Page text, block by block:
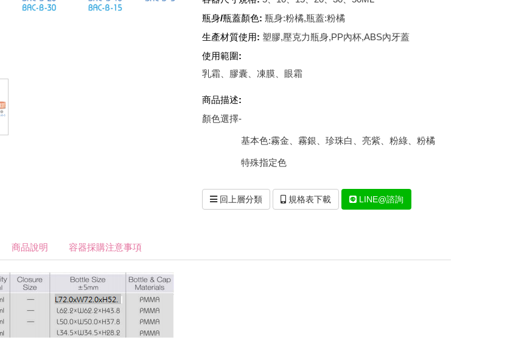
壓克力面霜瓶 B2/B3/B4專區
壓克力面霜瓶 O1/O2專區
壓克力面霜瓶 CO專區
壓克力面霜瓶 V專區
瓶身/瓶蓋顏色: 瓶身:粉橘,瓶蓋:粉橘
生產材質使用: 塑膠,壓克力瓶身,PP內杯,ABS內牙蓋
使用範圍:
乳霜、膠囊、凍膜、眼霜
商品描述:
顏色選擇-
基本色:霧金、霧銀、珍珠白、亮紫、粉綠、粉橘
特殊指定色
回上層分類 規格表下載 LINE@諮詢
商品說明 容器採購注意事項